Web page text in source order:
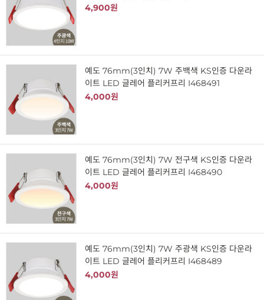
4,900원
예도 76mm(3인치) 7W 주백색 KS인증 다운라
이트 LED 글레어 플리커프리 I468491
4,000원
예도 76mm(3인치) 7W 전구색 KS인증 다운라
이트 LED 글레어 플리커프리 I468490
4,000원
예도 76mm(3인치) 7W 주광색 KS인증 다운라
이트 LED 글레어 플리커프리 I468489
4,000원